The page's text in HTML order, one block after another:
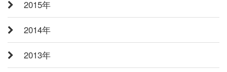
2015年
2014年
2013年